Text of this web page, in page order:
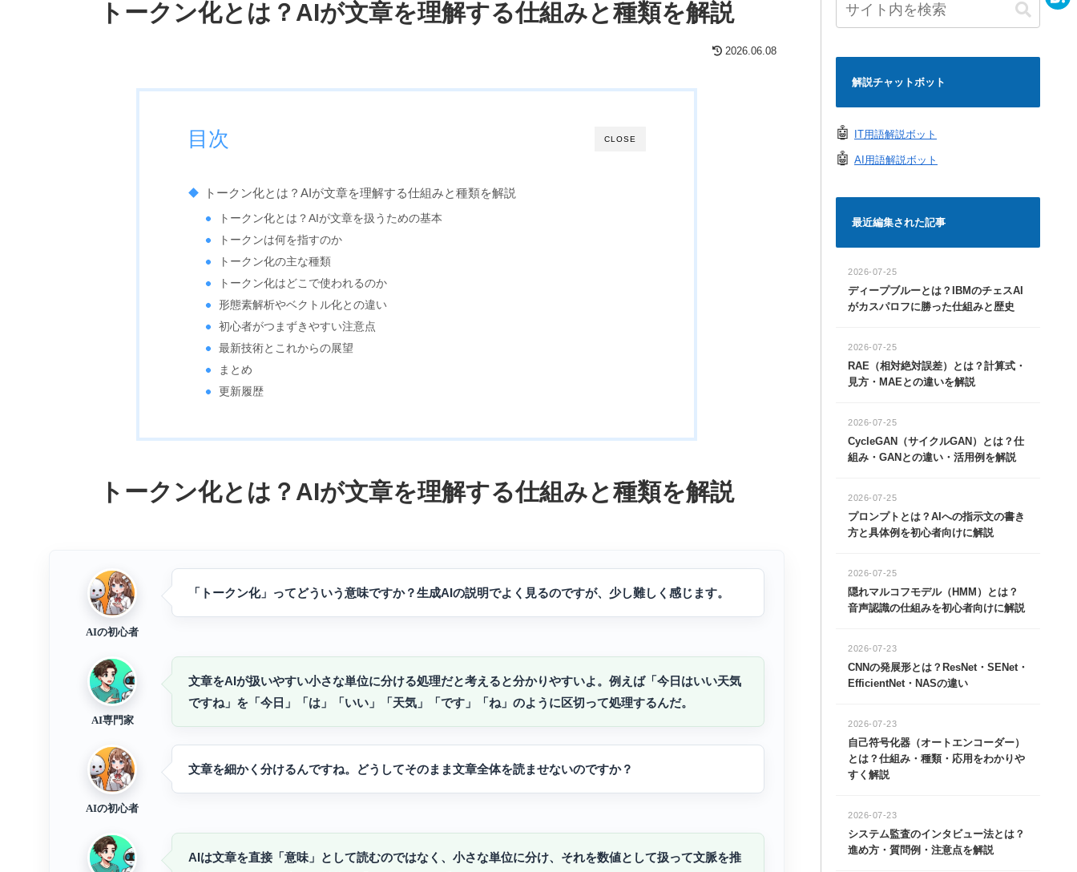
トークン化とは？AIが文章を理解する仕組みと種類を解説
2026.06.08
CLOSE
目次
トークン化とは？AIが文章を理解する仕組みと種類を解説
トークン化とは？AIが文章を扱うための基本
トークンは何を指すのか
トークン化の主な種類
トークン化はどこで使われるのか
形態素解析やベクトル化との違い
初心者がつまずきやすい注意点
最新技術とこれからの展望
まとめ
更新履歴
トークン化とは？AIが文章を理解する仕組みと種類を解説
AIの初心者
「トークン化」ってどういう意味ですか？生成AIの説明でよく見るのですが、少し難しく感じます。
AI専門家
文章をAIが扱いやすい小さな単位に分ける処理だと考えると分かりやすいよ。例えば「今日はいい天気
ですね」を「今日」「は」「いい」「天気」「です」「ね」のように区切って処理するんだ。
AIの初心者
文章を細かく分けるんですね。どうしてそのまま文章全体を読ませないのですか？
AIは文章を直接「意味」として読むのではなく、小さな単位に分け、それを数値として扱って文脈を推
解説チャットボット
🤖 IT用語解説ボット
🤖 AI用語解説ボット
最近編集された記事
ディープブルーとは？IBMのチェスAI
がカスパロフに勝った仕組みと歴史
2026-07-25
RAE（相対絶対誤差）とは？計算式・
見方・MAEとの違いを解説
2026-07-25
CycleGAN（サイクルGAN）とは？仕
組み・GANとの違い・活用例を解説
2026-07-25
プロンプトとは？AIへの指示文の書き
方と具体例を初心者向けに解説
2026-07-25
隠れマルコフモデル（HMM）とは？
音声認識の仕組みを初心者向けに解説
2026-07-25
CNNの発展形とは？ResNet・SENet・
EfficientNet・NASの違い
2026-07-23
自己符号化器（オートエンコーダー）
とは？仕組み・種類・応用をわかりや
すく解説
2026-07-23
システム監査のインタビュー法とは？
進め方・質問例・注意点を解説
2026-07-23
e